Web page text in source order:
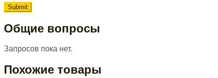
Общие вопросы
Запросов пока нет.
Похожие товары